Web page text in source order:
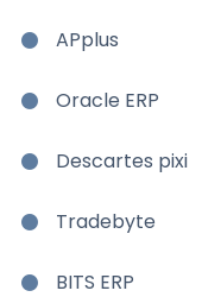
APplus
Oracle ERP
Descartes pixi
Tradebyte
BITS ERP